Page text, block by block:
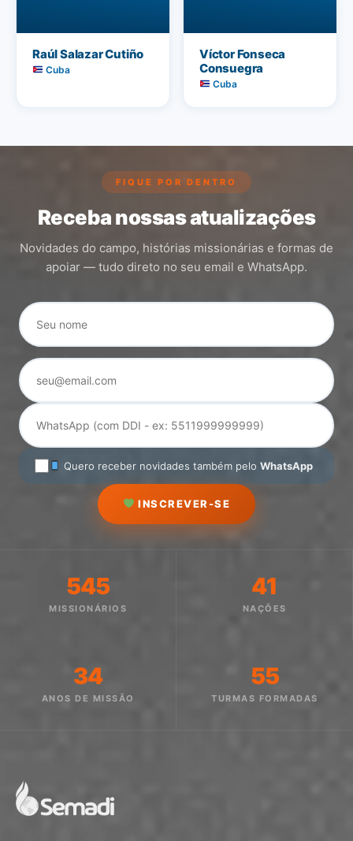
Raúl Salazar Cutiño
Cuba
Víctor Fonseca
Consuegra
Cuba
FIQUE POR DENTRO
Receba nossas atualizações
Novidades do campo, histórias missionárias e formas de
apoiar — tudo direto no seu email e WhatsApp.
Quero receber novidades também pelo WhatsApp
INSCREVER-SE
545
MISSIONÁRIOS
41
NAÇÕES
34
ANOS DE MISSÃO
55
TURMAS FORMADAS